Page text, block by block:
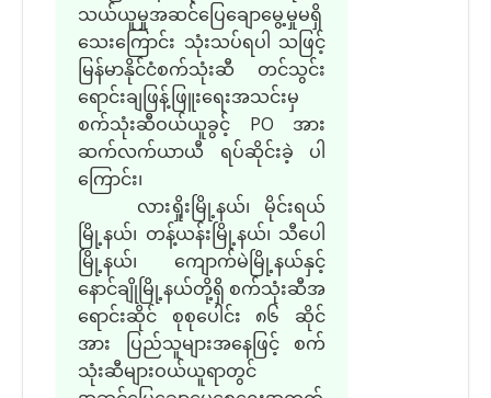
သယ်ယူမှုအဆင်ပြေချောမွေ့မှုမရှိ
သေးကြောင်း သုံးသပ်ရပါ သဖြင့်
မြန်မာနိုင်ငံစက်သုံးဆီ တင်သွင်း
ရောင်းချဖြန့်ဖြူးရေးအသင်းမှ
စက်သုံးဆီဝယ်ယူခွင့် PO အား
ဆက်လက်ယာယီ ရပ်ဆိုင်းခဲ့ ပါ
ကြောင်း၊
လားရှိုးမြို့နယ်၊ မိုင်းရယ်
မြို့နယ်၊ တန့်ယန်းမြို့နယ်၊ သီပေါ
မြို့နယ်၊ ကျောက်မဲမြို့နယ်နှင့်
နောင်ချိုမြို့နယ်တို့ရှိ စက်သုံးဆီအ
ရောင်းဆိုင် စုစုပေါင်း ၈၆ ဆိုင်
အား ပြည်သူများအနေဖြင့် စက်
သုံးဆီများဝယ်ယူရာတွင်